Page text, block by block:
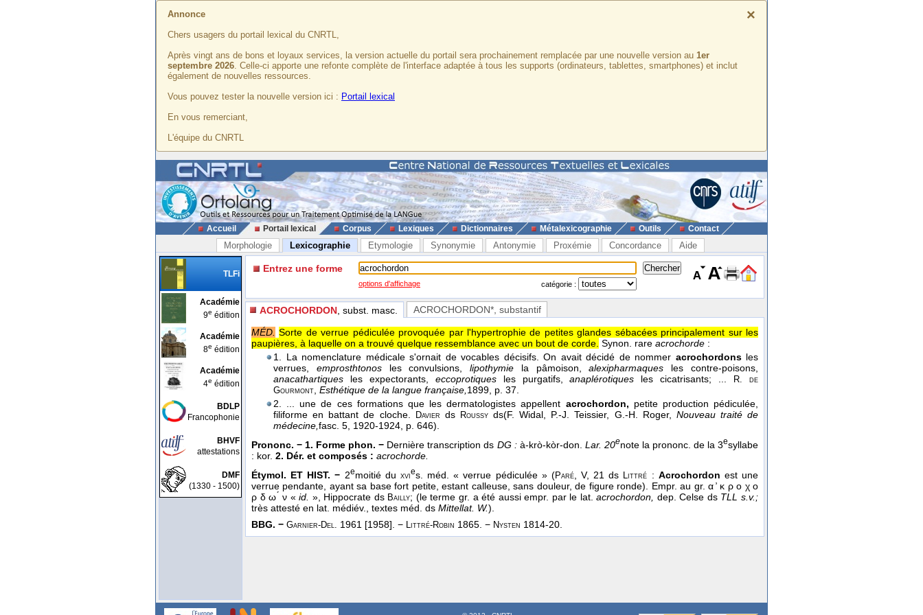
×
Annonce
Chers usagers du portail lexical du CNRTL,
Après vingt ans de bons et loyaux services, la version actuelle du portail sera prochainement remplacée par une nouvelle version au 1er
septembre 2026. Celle-ci apporte une refonte complète de l'interface adaptée à tous les supports (ordinateurs, tablettes, smartphones) et inclut
également de nouvelles ressources.
Vous pouvez tester la nouvelle version ici : Portail lexical
En vous remerciant,
L'équipe du CNRTL
Accueil Portail lexical Corpus Lexiques Dictionnaires Métalexicographie Outils Contact
Morphologie Lexicographie Etymologie Synonymie Antonymie Proxémie Concordance Aide
TLFi
Académie
9e édition
Académie
8e édition
Académie
4e édition
BDLP
Francophonie
BHVF
attestations
DMF
(1330 - 1500)
Entrez une forme
options d'affichage catégorie :
ACROCHORDON , subst. masc. ACROCHORDON*, substantif
MÉD. Sorte de verrue pédiculée provoquée par l'hypertrophie de petites glandes sébacées principalement sur les
paupières, à laquelle on a trouvé quelque ressemblance avec un bout de corde. Synon. rare acrochorde :
1. La nomenclature médicale s'ornait de vocables décisifs. On avait décidé de nommer acrochordonsles
verrues, emprosthtonosles convulsions,lipothymie la pâmoison,alexipharmaques les contre-poisons,
anacathartiques les expectorants, eccoprotiquesles purgatifs,anaplérotiques les cicatrisants; ...
R. de
Gourmont, Esthétique de la langue française,1899, p. 37.
2. ... une de ces formations que les dermatologistes appellent acrochordon, petite production pédiculée,
filiforme en battant de cloche.
Davier ds Roussyds(F. Widal, P.-J. Teissier, G.-H. Roger, Nouveau traité de
médecine,fasc. 5, 1920-1924, p. 646).
Prononc. − 1. Forme phon. − Dernière transcription ds DG :à-krò-kòr-don. Lar. 20enote la prononc. de la 3esyllabe
: kor. 2. Dér. et composés : acrochorde.
Étymol. ET HIST. − 2emoitié du xvies. méd. « verrue pédiculée » (Paré, V, 21 ds Littré : Acrochordon est une
verrue pendante, ayant sa base fort petite, estant calleuse, sans douleur, de figure ronde). Empr. au gr. α ̓ κ ρ ο χ ο
ρ δ ω ́ ν «id. », Hippocrate ds Bailly; (le terme gr. a été aussi empr. par le lat.acrochordon, dep. Celse ds TLL s.v.;
très attesté en lat. médiév., textes méd. ds Mittellat. W.).
BBG. − Garnier-Del. 1961 [1958]. − Littré-Robin 1865. − Nysten 1814-20.